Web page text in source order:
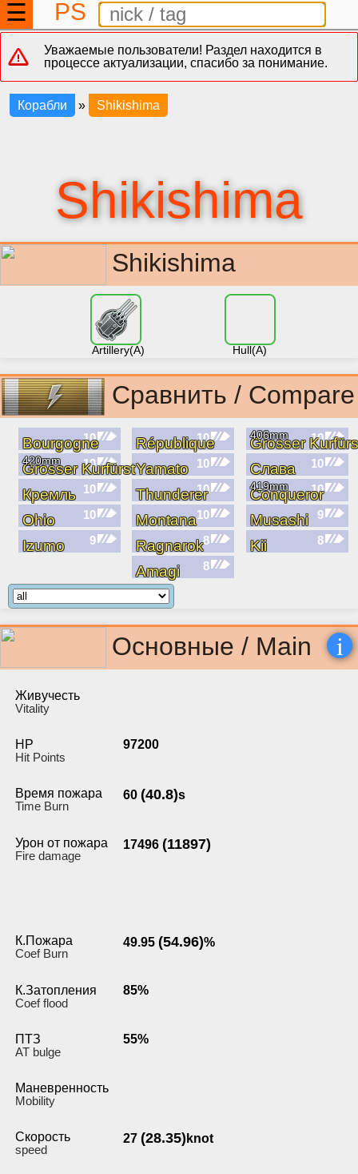
☰ PS
Уважаемые пользователи! Раздел находится в
процессе актуализации, спасибо за понимание.
Корабли » Shikishima
Shikishima
Shikishima
Artillery(A) Hull(A)
Сравнить / Compare
10
Bourgogne 10
République 10
Grosser
406mm
10
Grosser Kurfürst
420mm 10
Yamato 10
Слава
10
Кремль 10
Thunderer 10
Conqueror
419mm
10
Ohio 10
Montana 9
Musashi
9
Izumo 8
Ragnarok 8
Kii
8
Amagi
Основные / Main i
Живучесть
Vitality
HP
Hit Points
97200
Время пожара
Time Burn
60 (40.8)s
Урон от пожара
Fire damage
17496 (11897)
К.Пожара
Coef Burn
49.95 (54.96)%
К.Затопления
Coef flood
85%
ПТЗ
AT bulge
55%
Маневренность
Мobility
Скорость
speed
27 (28.35) knot